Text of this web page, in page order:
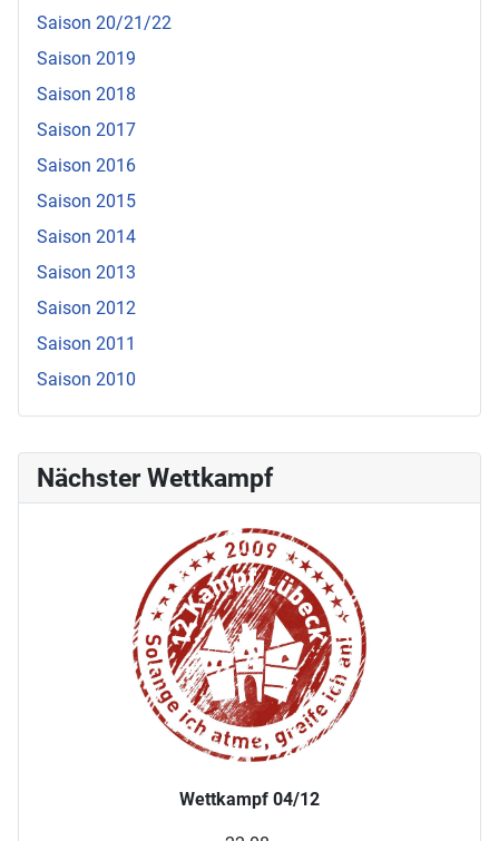
Nächster Wettkampf
Wettkampf 04/12
Saison 20/21/22
Saison 2019
Saison 2018
Saison 2017
Saison 2016
Saison 2015
Saison 2014
Saison 2013
Saison 2012
Saison 2011
Saison 2010